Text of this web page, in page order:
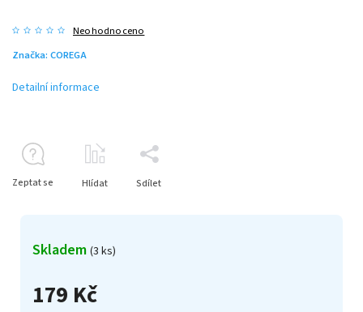
Neohodnoceno
Značka: COREGA
179 Kč
Skladem (3 ks)
Detailní informace
Zeptat se Hlídat Sdílet